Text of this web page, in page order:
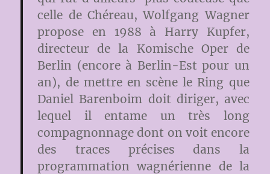
celle de Chéreau, Wolfgang Wagner
propose en 1988 à Harry Kupfer,
directeur de la Komische Oper de
Berlin (encore à Berlin-Est pour un
an), de mettre en scène le Ring que
Daniel Barenboim doit diriger, avec
lequel il entame un très long
compagnonnage dont on voit encore
des traces précises dans la
programmation wagnérienne de la